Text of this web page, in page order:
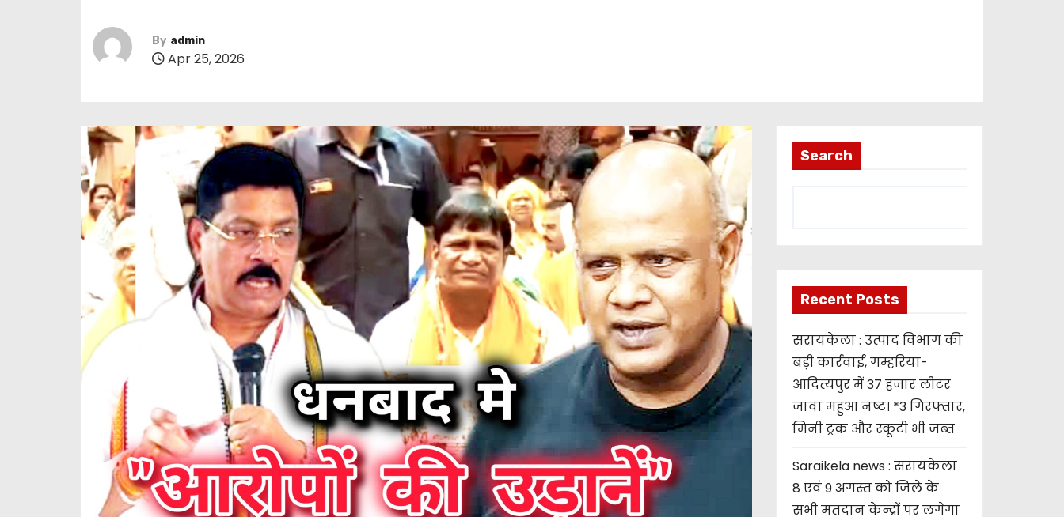
By admin
Apr 25, 2026
Search
Recent Posts
सरायकेला : उत्पाद विभाग की
बड़ी कार्रवाई, गम्हरिया-
आदित्यपुर में 37 हजार लीटर
जावा महुआ नष्ट। *3 गिरफ्तार,
मिनी ट्रक और स्कूटी भी जब्त
Saraikela news : सरायकेला
8 एवं 9 अगस्त को जिले के
सभी मतदान केन्द्रों पर लगेगा